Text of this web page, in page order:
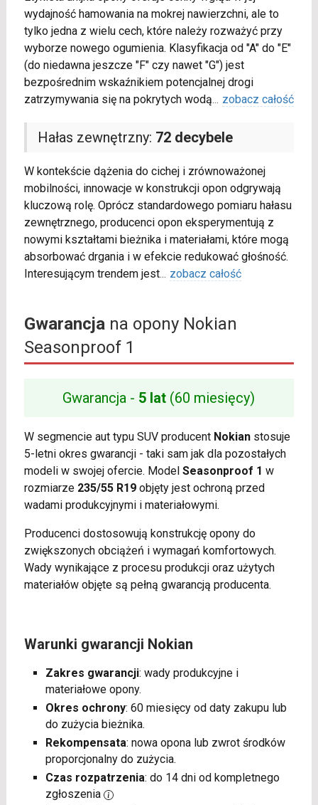
wydajność hamowania na mokrej nawierzchni, ale to
tylko jedna z wielu cech, które należy rozważyć przy
wyborze nowego ogumienia. Klasyfikacja od "A" do "E"
(do niedawna jeszcze "F" czy nawet "G") jest
bezpośrednim wskaźnikiem potencjalnej drogi
zatrzymywania się na pokrytych wodą... zobacz całość
Hałas zewnętrzny: 72 decybele
W kontekście dążenia do cichej i zrównoważonej
mobilności, innowacje w konstrukcji opon odgrywają
kluczową rolę. Oprócz standardowego pomiaru hałasu
zewnętrznego, producenci opon eksperymentują z
nowymi kształtami bieżnika i materiałami, które mogą
absorbować drgania i w efekcie redukować głośność.
Interesującym trendem jest... zobacz całość
Gwarancjana opony Nokian
Seasonproof 1
Gwarancja - 5 lat (60 miesięcy)
W segmencie aut typu SUV producent Nokianstosuje
5-letni okres gwarancji - taki sam jak dla pozostałych
modeli w swojej ofercie. Model Seasonproof 1 w
rozmiarze 235/55 R19objęty jest ochroną przed
wadami produkcyjnymi i materiałowymi.
Producenci dostosowują konstrukcję opony do
zwiększonych obciążeń i wymagań komfortowych.
Wady wynikające z procesu produkcji oraz użytych
materiałów objęte są pełną gwarancją producenta.
Warunki gwarancji Nokian
Zakres gwarancji: wady produkcyjne i
materiałowe opony.
Okres ochrony: 60 miesięcy od daty zakupu lub
do zużycia bieżnika.
Rekompensata: nowa opona lub zwrot środków
proporcjonalny do zużycia.
Czas rozpatrzenia: do 14 dni od kompletnego
zgłoszenia